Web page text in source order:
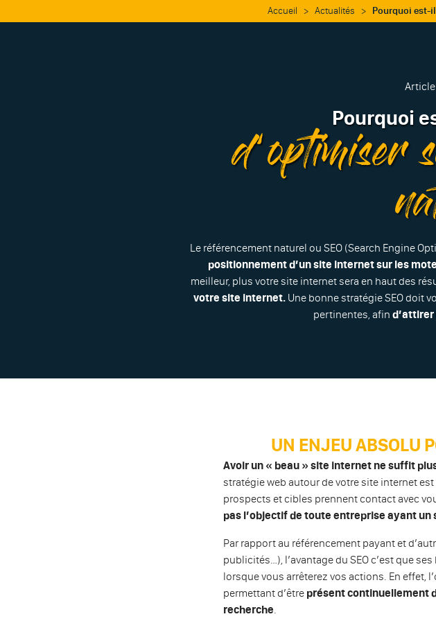
Accueil > Actualités > Pourquoi est-
Article
Pourquoi
d’optimiser
Le référencement naturel ou SEO (Search Engine
positionnement d’un site internet sur les
meilleur, plus votre site internet sera en haut des
votre site internet.Une bonne stratégie SEO doit
pertinentes, afin
UN ENJEU ABSOLU
Avoir un « beau » site internet ne suffit
stratégie web autour de votre site internet
prospects et cibles prennent contact avec
pas l’objectif de toute entreprise ayant un
Par rapport au référencement payant et
publicités…), l’avantage du SEO c’est que
lorsque vous arrêterez vos actions. En effet,
permettant d’être présent continuellement
recherche.